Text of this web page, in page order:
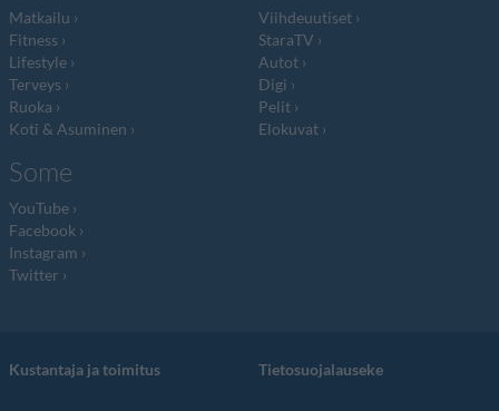
Matkailu
Fitness
Lifestyle
Terveys
Ruoka
Koti & Asuminen
Viihdeuutiset
StaraTV
Autot
Digi
Pelit
Elokuvat
Some
YouTube
Facebook
Instagram
Twitter
Kustantaja ja toimitus Tietosuojalauseke